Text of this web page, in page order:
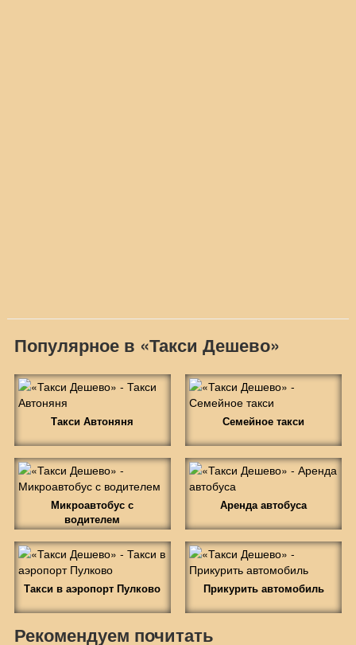
Популярное в «Такси Дешево»
Такси Автоняня Семейное такси
Микроавтобус с
водителем
Аренда автобуса
Такси в аэропорт Пулково Прикурить автомобиль
Рекомендуем почитать